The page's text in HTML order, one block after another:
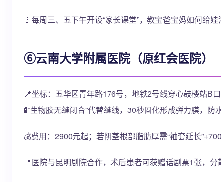
🚩每周三、五下午开设“家长课堂”，教宝爸宝妈如何给
⑥云南大学附属医院（原红会医院）
📍坐标：五华区青年路176号，地铁2号线穿心鼓楼站B
🧪“生物胶无缝闭合”代替缝线，30秒固化形成弹力膜，
💰费用：2900元起；若阴茎根部脂肪厚需“袖套延长
🚩医院与昆明剧院合作，术后患者可获赠话剧票1张，